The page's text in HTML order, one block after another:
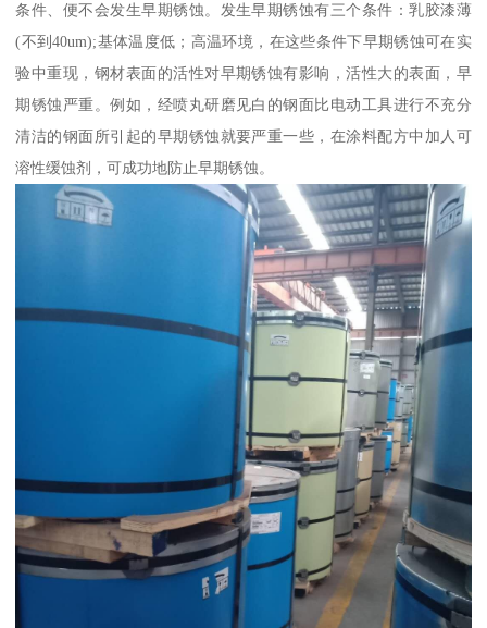
条件、便不会发生早期锈蚀。发生早期锈蚀有三个条件：乳胶漆薄
(不到40um);基体温度低；高温环境，在这些条件下早期锈蚀可在实
验中重现，钢材表面的活性对早期锈蚀有影响，活性大的表面，早
期锈蚀严重。例如，经喷丸研磨见白的钢面比电动工具进行不充分
清洁的钢面所引起的早期锈蚀就要严重一些，在涂料配方中加人可
溶性缓蚀剂，可成功地防止早期锈蚀。